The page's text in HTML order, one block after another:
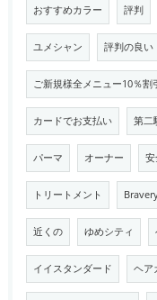
おすすめカラー 評判
ユメシャン 評判の良い
ご新規様全メニュー10％割
カードでお支払い 第二
パーマ オーナー
トリートメント
近くの ゆめシティ
イイスタンダード ヘア